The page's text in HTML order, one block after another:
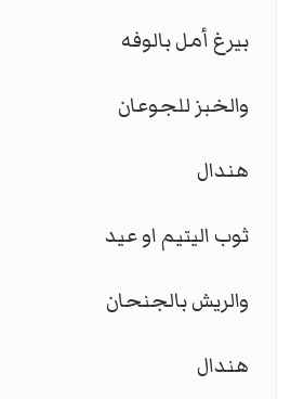
بيرغ أمل بالوفه
والخبز للجوعان
هندال
ثوب اليتيم او عيد
والريش بالجنحان
هندال